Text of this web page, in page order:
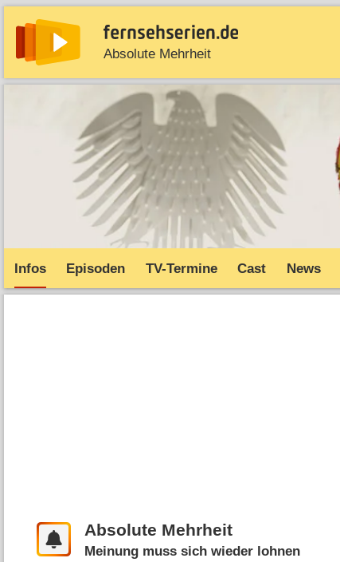
Absolute Mehrheit
News Entdecken Streaming
Infos Episoden TV-Termine Cast News
Absolute Mehrheit
Meinung muss sich wieder lohnen